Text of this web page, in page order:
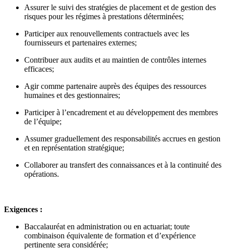
Assurer le suivi des stratégies de placement et de gestion des
risques pour les régimes à prestations déterminées;
Participer aux renouvellements contractuels avec les
fournisseurs et partenaires externes;
Contribuer aux audits et au maintien de contrôles internes
efficaces;
Agir comme partenaire auprès des équipes des ressources
humaines et des gestionnaires;
Participer à l’encadrement et au développement des membres
de l’équipe;
Assumer graduellement des responsabilités accrues en gestion
et en représentation stratégique;
Collaborer au transfert des connaissances et à la continuité des
opérations.
Exigences :
Baccalauréat en administration ou en actuariat; toute
combinaison équivalente de formation et d’expérience
pertinente sera considérée;